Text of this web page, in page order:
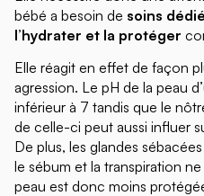
bébé a besoin de soins
l’hydrater et la protéger
Elle réagit en effet de façon
agression. Le pH de la peau
inférieur à 7 tandis que le
de celle-ci peut aussi influer
De plus, les glandes
le sébum et la transpiration
peau est donc moins